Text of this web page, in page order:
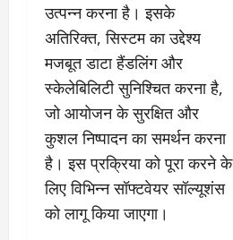
उत्पन्न करना है। इसके
अतिरिक्त, सिस्टम का उद्देश्य
मजबूत डाटा हैंडलिंग और
स्केलेबिलिटी सुनिश्चित करना है,
जो आयोजन के सुरक्षित और
कुशल निष्पादन का समर्थन करना
है। इस प्रक्रिया को पूरा करने के
लिए विभिन्न सॉफ्टवेयर सॉल्यूशंस
को लागू किया जाएगा।